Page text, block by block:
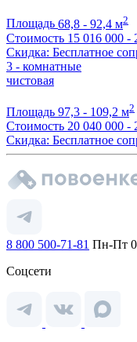
Площадь 68,8 - 92,4 м2
Стоимость 15 016 000 -
Скидка: Бесплатное
3 - комнатные
чистовая
Площадь 97,3 - 109,2 м2
Стоимость 20 040 000 -
Скидка: Бесплатное
8 800 500-71-81 Пн-Пт
Соцсети